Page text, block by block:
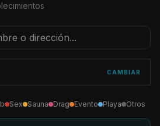
CAMBIAR
Sex Sauna Drag Evento Playa Otros